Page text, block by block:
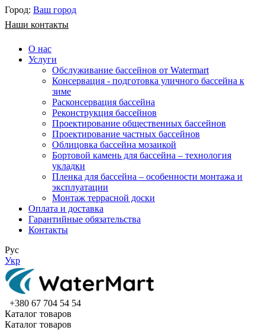
Город: Ваш город
Наши контакты
О нас
Услуги
Обслуживание бассейнов от Watermart
Консервация - подготовка уличного бассейна к
зиме
Расконсервация бассейна
Реконструкция бассейнов
Проектирование общественных бассейнов
Проектирование частных бассейнов
​Облицовка бассейна мозаикой
Бортовой камень для бассейна – технология
укладки
Пленка для бассейна – особенности монтажа и
эксплуатации
Монтаж террасной доски
Оплата и доставка
Гарантийные обязательства
Контакты
Рус
Укр
+380 67 704 54 54
Каталог товаров
Каталог товаров